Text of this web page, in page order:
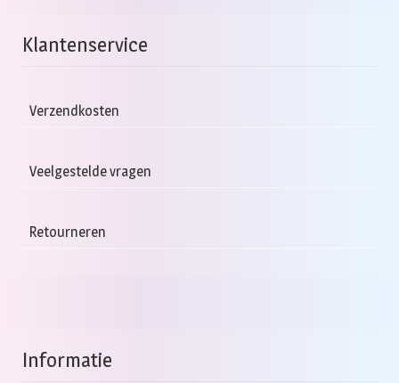
Klantenservice
Verzendkosten
Veelgestelde vragen
Retourneren
Informatie